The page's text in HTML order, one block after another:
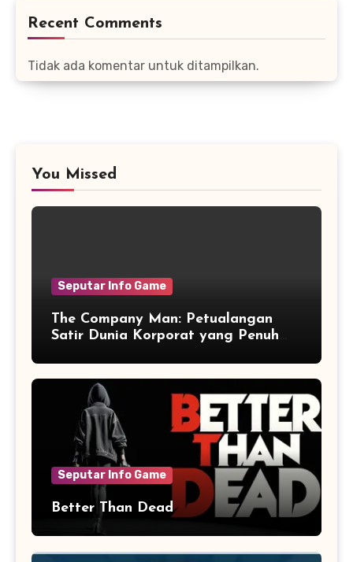
Recent Comments
Tidak ada komentar untuk ditampilkan.
You Missed
Seputar Info Game
The Company Man: Petualangan
Satir Dunia Korporat yang Penuh
Seputar Info Game
Better Than Dead